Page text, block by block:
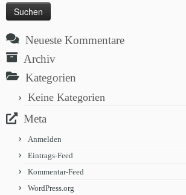
Neueste Kommentare
Archiv
Kategorien
Keine Kategorien
Meta
Anmelden
Eintrags-Feed
Kommentar-Feed
WordPress.org